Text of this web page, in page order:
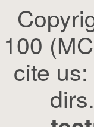
100
cite